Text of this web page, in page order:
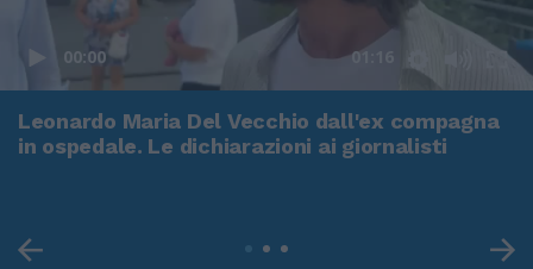
00:00 01:16
Leonardo Maria Del Vecchio dall'ex compagna
in ospedale. Le dichiarazioni ai giornalisti